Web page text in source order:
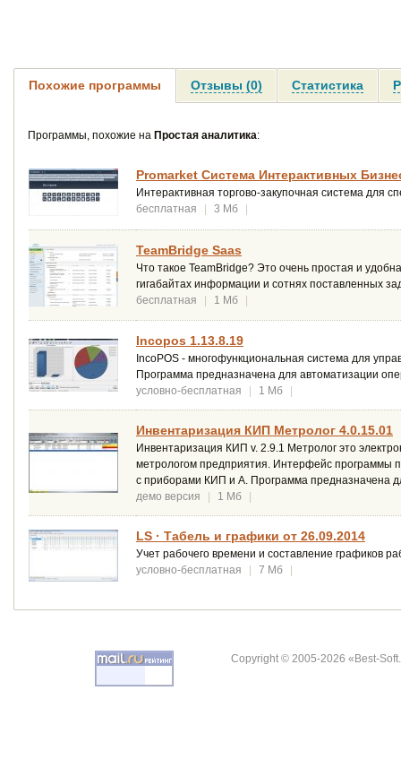
Похожие программы Отзывы (0) Статистика
Программы, похожие на Простая аналитика:
Promarket Система Интерактивных
Интерактивная торгово-закупочная система для
бесплатная
| 3 Мб |
TeamBridge Saas
Что такое TeamBridge? Это очень простая и
гигабайтах информации и сотнях поставленных
бесплатная
| 1 Мб |
Incopos 1.13.8.19
IncoPOS - многофункциональная система для
Программа предназначена для автоматизации
условно-бесплатная
| 1 Мб |
Инвентаризация КИП Метролог 4.0.15.01
Инвентаризация КИП v. 2.9.1 Метролог это
метрологом предприятия. Интерфейс программы
с приборами КИП и А. Программа предназначена
демо версия
| 1 Мб |
LS · Табель и графики от 26.09.2014
Учет рабочего времени и составление графиков
условно-бесплатная
| 7 Мб |
Copyright © 2005-2026 «Best-